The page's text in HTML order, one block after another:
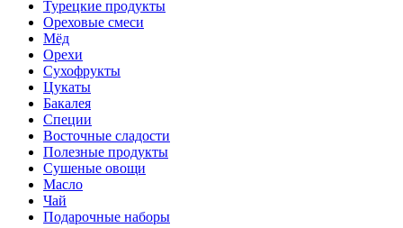
Турецкие продукты
Ореховые смеси
Мёд
Орехи
Сухофрукты
Цукаты
Бакалея
Специи
Восточные сладости
Полезные продукты
Сушеные овощи
Масло
Чай
Подарочные наборы